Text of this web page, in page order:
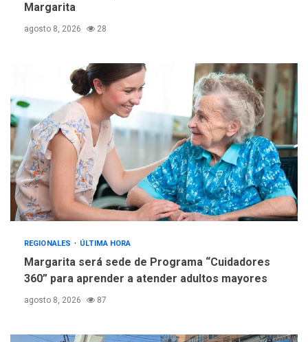
trabajan en diplomado para
creación y manejo de
estadísticas de turismo
Margarita
agosto 8, 2026 28
REGIONALES ÚLTIMA HORA
Margarita será sede de Programa “Cuidadores
360” para aprender a atender adultos mayores
agosto 8, 2026 87